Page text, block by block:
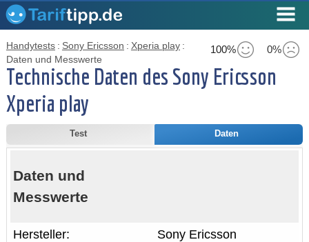
100% 0%
Handytests : Sony Ericsson : Xperia play :
Daten und Messwerte
Technische Daten des Sony Ericsson
Xperia play
Test Daten
Daten und
Messwerte
Sony Ericsson
Hersteller: